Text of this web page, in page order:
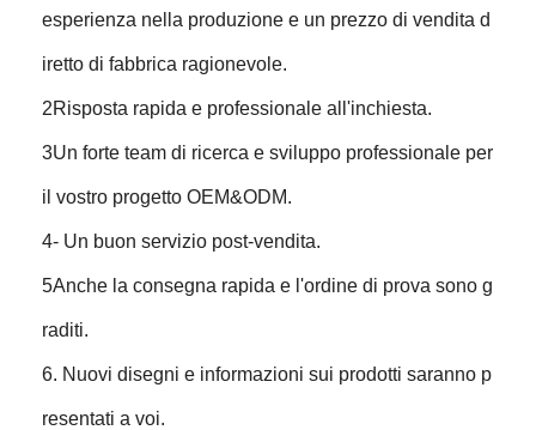
esperienza nella produzione e un prezzo di vendita d
iretto di fabbrica ragionevole.
2Risposta rapida e professionale all'inchiesta.
3Un forte team di ricerca e sviluppo professionale per
il vostro progetto OEM&ODM.
4- Un buon servizio post-vendita.
5Anche la consegna rapida e l'ordine di prova sono g
raditi.
6. Nuovi disegni e informazioni sui prodotti saranno p
resentati a voi.